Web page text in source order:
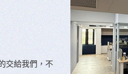
交給我們，不